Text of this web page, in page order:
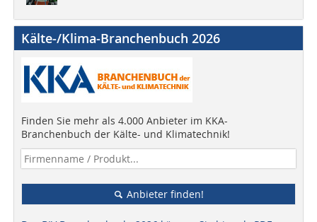
Kälte-/Klima-Branchenbuch 2026
Finden Sie mehr als 4.000 Anbieter im KKA-
Branchenbuch der Kälte- und Klimatechnik!
Anbieter finden!